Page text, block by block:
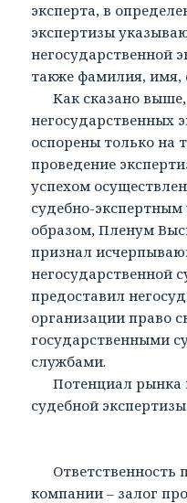
эксперта, в
экспертизы
негосударственной
также фамилия, имя,
Как сказано
негосударственных
оспорены только на
проведение
успехом
судебно-
образом, Пленум
признал
негосударственной
предоставил
организации право
государственными
службами.
Потенциал рынка
судебной
Ответственность
компании – залог